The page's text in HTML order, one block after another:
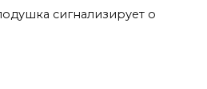
сигнализирует о